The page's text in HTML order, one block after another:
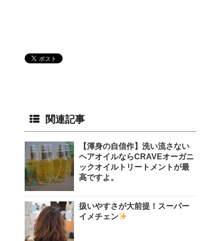
関連記事
【渾身の自信作】洗い流さない
ヘアオイルならCRAVEオーガニ
ックオイルトリートメントが最
高ですよ。
扱いやすさが大前提！スーパー
イメチェン